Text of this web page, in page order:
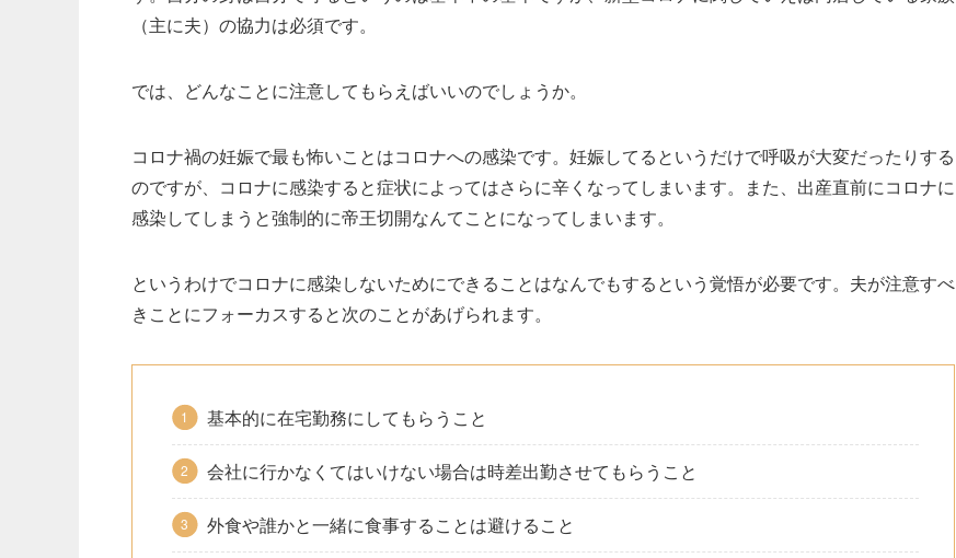
（主に夫）の協力は必須です。
では、どんなことに注意してもらえばいいのでしょうか。
コロナ禍の妊娠で最も怖いことはコロナへの感染です。妊娠してるというだけで呼吸が大変だったりする
のですが、コロナに感染すると症状によってはさらに辛くなってしまいます。また、出産直前にコロナに
感染してしまうと強制的に帝王切開なんてことになってしまいます。
というわけでコロナに感染しないためにできることはなんでもするという覚悟が必要です。夫が注意すべ
きことにフォーカスすると次のことがあげられます。
基本的に在宅勤務にしてもらうこと
会社に行かなくてはいけない場合は時差出勤させてもらうこと
外食や誰かと一緒に食事することは避けること